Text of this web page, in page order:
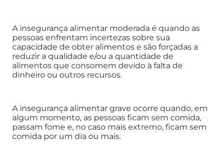
A insegurança alimentar moderada é quando as
pessoas enfrentam incertezas sobre sua
capacidade de obter alimentos e são forçadas a
reduzir a qualidade e/ou a quantidade de
alimentos que consomem devido à falta de
dinheiro ou outros recursos.
A insegurança alimentar grave ocorre quando, em
algum momento, as pessoas ficam sem comida,
passam fome e, no caso mais extremo, ficam sem
comida por um dia ou mais.